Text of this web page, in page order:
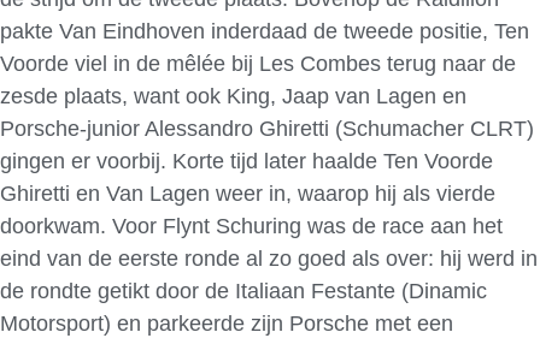
pakte Van Eindhoven inderdaad de tweede positie, Ten
Voorde viel in de mêlée bij Les Combes terug naar de
zesde plaats, want ook King, Jaap van Lagen en
Porsche-junior Alessandro Ghiretti (Schumacher CLRT)
gingen er voorbij. Korte tijd later haalde Ten Voorde
Ghiretti en Van Lagen weer in, waarop hij als vierde
doorkwam. Voor Flynt Schuring was de race aan het
eind van de eerste ronde al zo goed als over: hij werd in
de rondte getikt door de Italiaan Festante (Dinamic
Motorsport) en parkeerde zijn Porsche met een